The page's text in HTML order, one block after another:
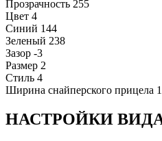
Прозрачность 255
Цвет 4
Синий 144
Зеленый 238
Зазор -3
Размер 2
Стиль 4
Ширина снайперского прицела 1
НАСТРОЙКИ